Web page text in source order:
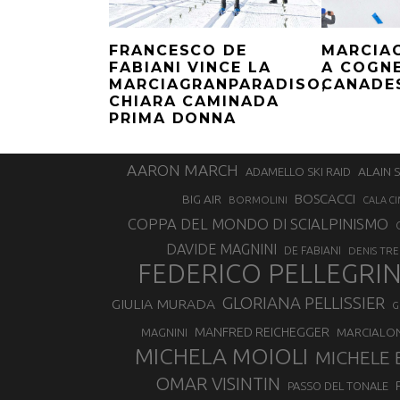
FRANCESCO DE
FABIANI VINCE LA
MARCIAGRANPARADISO,
CHIARA CAMINADA
PRIMA DONNA
A
AARON MARCH ADAMELLO SKI RAID ALAIN
BIG AIR
BORMOLINI BOSCACCI CALA
COPPA DEL MONDO DI SCIALPINISMO
DAVIDE MAGNINI DE FABIANI DENIS
FEDERICO
GIULIA MURADA GLORIANA PELLISSIER
MAGNINI MANFRED REICHEGGER
MICHELA MOIOLI MICHELE
OMAR VISINTIN PASSO DEL TONALE